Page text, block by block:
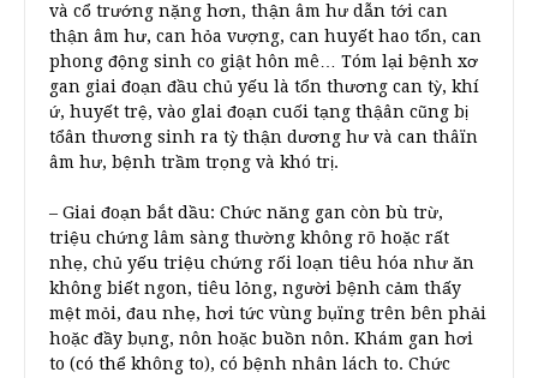
và cổ trướng nặng hơn, thận âm hư dẫn tới can
thận âm hư, can hỏa vượng, can huyết hao tổn, can
phong động sinh co giật hôn mê… Tóm lại bệnh xơ
gan giai đoạn đầu chủ yếu là tổn thương can tỳ, khí
ứ, huyết trệ, vào glai đoạn cuối tạng thậân cũng bị
tổân thương sinh ra tỳ thận dương hư và can thâïn
âm hư, bệnh trầm trọng và khó trị.
– Giai đoạn bắt dầu: Chức năng gan còn bù trừ,
triệu chứng lâm sàng thường không rõ hoặc rất
nhẹ, chủ yếu triệu chứng rối loạn tiêu hóa như ăn
không biết ngon, tiêu lỏng, người bệnh cảm thấy
mệt mỏi, đau nhẹ, hơi tức vùng bụïng trên bên phải
hoặc đầy bụng, nôn hoặc buồn nôn. Khám gan hơi
to (có thể không to), có bệnh nhân lách to. Chức